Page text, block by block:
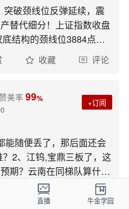
突破颈线位反弹延续，震
替代细分！上证指数收盘
结构的颈线位3884点，
期压力位是缺口附近。高
盈位上移。8月5日就是高
，反弹目标和压力位
据走弱，市场降息预期
具备避险托底作用。美股
大跌10%；台积电因
元苹果处理器无法封装。
期市场热点快速轮动，今
电子特气概念盘中持续走
拉升，PCB概念震荡回
收藏 评论
赞美率 99%
+订阅
能随便丢了，那后面还会
2、江钨,宝鼎三板了，这
期？云南在同梯队算什么
思路？ 3、高争民爆发酵
的想发酵新路线？ 4、盘
收藏 评论
直播 牛金学园